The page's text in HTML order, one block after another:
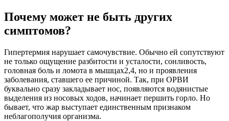
Почему может не быть других
симптомов?
Гипертермия нарушает самочувствие. Обычно ей сопутствуют
не только ощущение разбитости и усталости, сонливость,
головная боль и ломота в мышцах2,4, но и проявления
заболевания, ставшего ее причиной. Так, при ОРВИ
буквально сразу закладывает нос, появляются водянистые
выделения из носовых ходов, начинает першить горло. Но
бывает, что жар выступает единственным признаком
неблагополучия организма.